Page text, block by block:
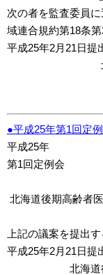
次の者を監査委員
域連合規約第18条
平成25年2月21日提
●平成25年第1回定
平成25年
第1回定例会
北海道後期高齢者
上記の議案を提出す
平成25年2月21日提
北海